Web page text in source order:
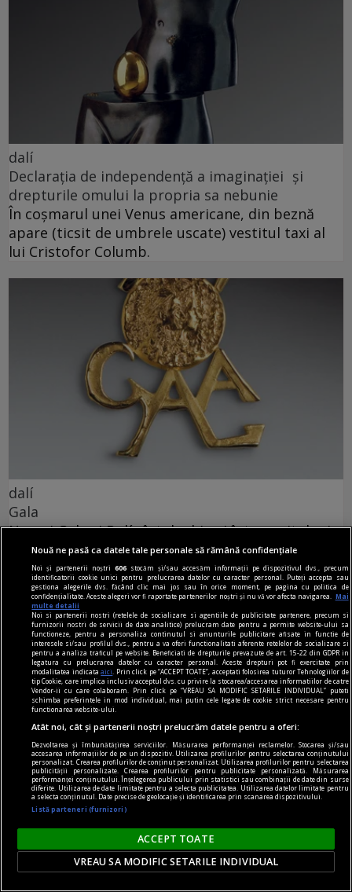
dalí
Declarația de independență a imaginației și
drepturile omului la propria sa nebunie
În coșmarul unei Venus americane, din beznă
apare (ticsit de umbrele uscate) vestitul taxi al
lui Cristofor Columb.
dalí
Gala
Numai Gala și Dalí sînt deghizați într‑o mitologie
deja indestructibilă.
dalí
Suprarealismul sînt eu! Avida Dollars
Materia nu poate fi spiritualizată decît dacă o
torni în aur.
Nouă ne pasă ca datele tale personale să rămână confidențiale
Noi și partenerii noștri606 stocăm și/sau accesăm informații pe dispozitivul dvs., precum
identificatorii cookie unici pentru prelucrarea datelor cu caracter personal. Puteți accepta sau
gestiona alegerile dvs. făcând clic mai jos sau în orice moment, pe pagina cu politica de
confidențialitate. Aceste alegeri vor fi raportate partenerilor noștri și nu vă vor afecta navigarea.
Mai
multe detalii
Noi si partenerii nostri (retelele de socializare si agentiile de publicitate partenere, precum si
furnizorii nostri de servicii de date analitice) prelucram date pentru a permite website-ului sa
functioneze, pentru a personaliza continutul si anunturile publicitare afisate in functie de
interesele si/sau profilul dvs., pentru a va oferi functionalitati aferente retelelor de socializare si
pentru a analiza traficul pe website. Beneficiati de drepturile prevazute de art. 15-22 din GDPR in
legatura cu prelucrarea datelor cu caracter personal. Aceste drepturi pot fi exercitate prin
modalitatea indicataaici
. Prin click pe “ACCEPT TOATE”, acceptati folosirea tuturor Tehnologiilor de
tip Cookie, care implica inclusiv acceptul dvs. cu privire la stocarea/accesarea informatiilor de catre
Vendor-ii cu care colaboram. Prin click pe “VREAU SA MODIFIC SETARILE INDIVIDUAL” puteti
schimba preferintele in mod individual, mai putin cele legate de cookie strict necesare pentru
functionarea website-ului.
Atât noi, cât și partenerii noștri prelucrăm datele pentru a oferi:
Dezvoltarea și îmbunătățirea serviciilor. Măsurarea performanței reclamelor. Stocarea și/sau
accesarea informațiilor de pe un dispozitiv. Utilizarea profilurilor pentru selectarea conținutului
personalizat. Crearea profilurilor de conținut personalizat. Utilizarea profilurilor pentru selectarea
publicității personalizate. Crearea profilurilor pentru publicitate personalizată. Măsurarea
performanței conținutului. Înțelegerea publicului prin statistici sau combinații de date din surse
diferite. Utilizarea de date limitate pentru a selecta publicitatea. Utilizarea datelor limitate pentru
a selecta conținutul. Date precise de geolocație și identificarea prin scanarea dispozitivului.
Listă parteneri (furnizori)
ACCEPT TOATE
VREAU SA MODIFIC SETARILE INDIVIDUAL